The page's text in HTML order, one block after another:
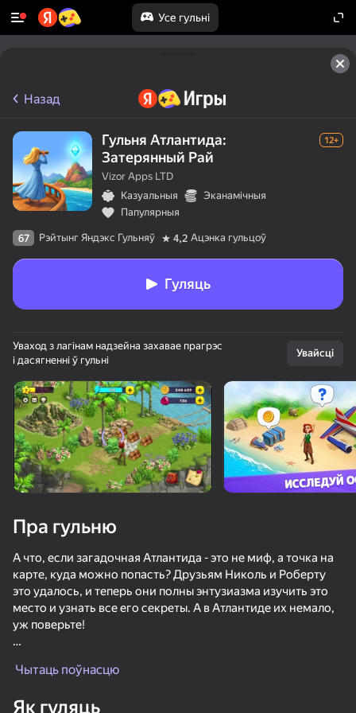
Усе гульні
Павярніце прыладу
Гульня працуе толькі ў гарызантальнай
арыентацыі
83
Назад
Гульня Атлантида:
Затерянный Рай
12+
Vizor Apps LTD
Казуальныя
Эканамічныя
Папулярныя
67 Рэйтынг Яндэкс Гульняў 4,2 Ацэнка гульцоў
Гуляць
Уваход з лагінам надзейна захавае прагрэс
і дасягненні ў гульні
Увайсці
Пра гульню
А что, если загадочная Атлантида - это не миф, а точка на
карте, куда можно попасть? Друзьям Николь и Роберту
это удалось, и теперь они полны энтузиазма изучить это
место и узнать все его секреты. А в Атлантиде их немало,
уж поверьте!
необычные существа — вот с чем предстоит столкнуться
неизведанные острова и раскрыть их тайны. А в
Чытаць поўнасцю
Як гуляць